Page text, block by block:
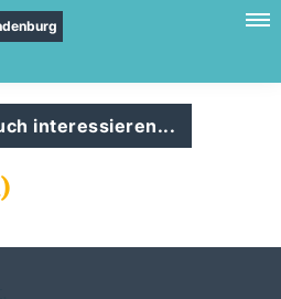
interessieren...